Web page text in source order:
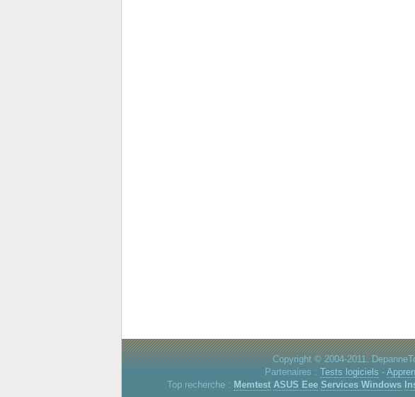
Copyright © 2004-2011.
Partenaires : Tests logiciels -
Top recherche : Memtest ASUS Eee Services Windows